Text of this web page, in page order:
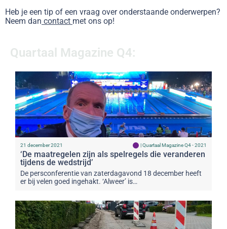
Heb je een tip of een vraag over onderstaande onderwerpen?
Neem dan contact met ons op!
Quartaal Magazine Q4:
21 december 2021 |Quartaal Magazine Q4 - 2021
‘De maatregelen zijn als spelregels die veranderen
tijdens de wedstrijd’
De persconferentie van zaterdagavond 18 december heeft
er bij velen goed ingehakt. ‘Alweer’ is…